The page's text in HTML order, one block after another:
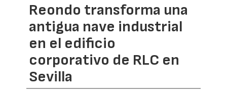
Reondo transforma una
antigua nave industrial
en el edificio
corporativo de RLC en
Sevilla